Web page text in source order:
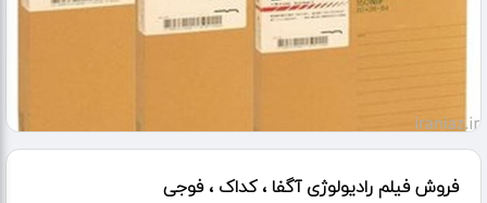
فروش فیلم رادیولوژی آگفا ، کداک ، فوجی